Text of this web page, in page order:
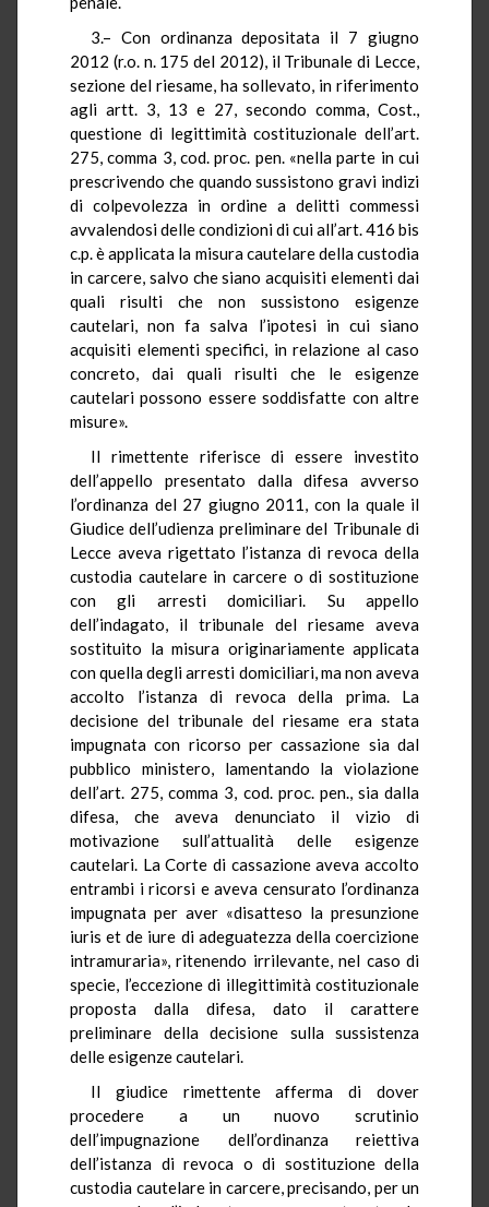
3.– Con ordinanza depositata il 7 giugno
2012 (r.o. n. 175 del 2012), il Tribunale di Lecce,
sezione del riesame, ha sollevato, in riferimento
agli artt. 3, 13 e 27, secondo comma, Cost.,
questione di legittimità costituzionale dell’art.
275, comma 3, cod. proc. pen. «nella parte in cui
prescrivendo che quando sussistono gravi indizi
di colpevolezza in ordine a delitti commessi
avvalendosi delle condizioni di cui all’art. 416 bis
c.p. è applicata la misura cautelare della custodia
in carcere, salvo che siano acquisiti elementi dai
quali risulti che non sussistono esigenze
cautelari, non fa salva l’ipotesi in cui siano
acquisiti elementi specifici, in relazione al caso
concreto, dai quali risulti che le esigenze
cautelari possono essere soddisfatte con altre
misure».
Il rimettente riferisce di essere investito
dell’appello presentato dalla difesa avverso
l’ordinanza del 27 giugno 2011, con la quale il
Giudice dell’udienza preliminare del Tribunale di
Lecce aveva rigettato l’istanza di revoca della
custodia cautelare in carcere o di sostituzione
con gli arresti domiciliari. Su appello
dell’indagato, il tribunale del riesame aveva
sostituito la misura originariamente applicata
con quella degli arresti domiciliari, ma non aveva
accolto l’istanza di revoca della prima. La
decisione del tribunale del riesame era stata
impugnata con ricorso per cassazione sia dal
pubblico ministero, lamentando la violazione
dell’art. 275, comma 3, cod. proc. pen.,sia dalla
difesa, che aveva denunciato il vizio di
motivazione sull’attualità delle esigenze
cautelari. La Corte di cassazione aveva accolto
entrambi i ricorsi e aveva censurato l’ordinanza
impugnata per aver «disatteso la presunzione
iuris et de iure di adeguatezza della coercizione
intramuraria», ritenendo irrilevante, nel caso di
specie, l’eccezione di illegittimità costituzionale
proposta dalla difesa, dato il carattere
preliminare della decisione sulla sussistenza
delle esigenze cautelari.
Il giudice rimettente afferma di dover
procedere a un nuovo scrutinio
dell’impugnazione dell’ordinanza reiettiva
dell’istanza di revoca o di sostituzione della
custodia cautelare in carcere, precisando, per un